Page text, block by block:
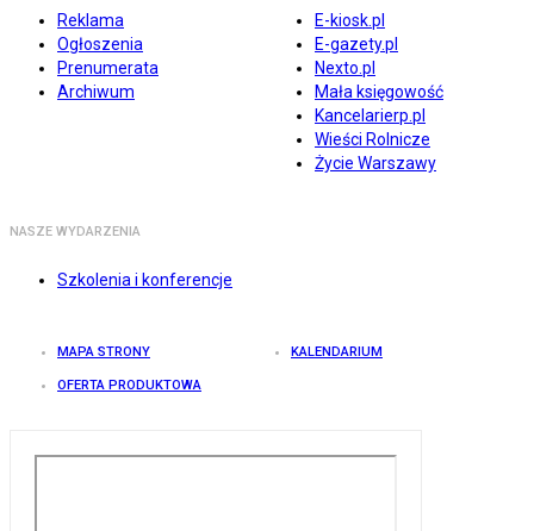
Reklama
Ogłoszenia
Prenumerata
Archiwum
E-kiosk.pl
E-gazety.pl
Nexto.pl
Mała księgowość
Kancelarierp.pl
Wieści Rolnicze
Życie Warszawy
NASZE WYDARZENIA
Szkolenia i konferencje
MAPA STRONY KALENDARIUM
OFERTA PRODUKTOWA